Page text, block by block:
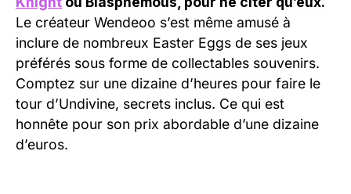
Le créateur Wendeoo s’est même amusé à
inclure de nombreux Easter Eggs de ses jeux
préférés sous forme de collectables souvenirs.
Comptez sur une dizaine d’heures pour faire le
tour d’Undivine, secrets inclus. Ce qui est
honnête pour son prix abordable d’une dizaine
d’euros.